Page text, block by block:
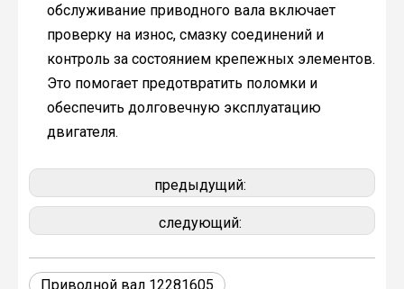
обслуживание приводного вала включает
проверку на износ, смазку соединений и
контроль за состоянием крепежных элементов.
Это помогает предотвратить поломки и
обеспечить долговечную эксплуатацию
двигателя.
предыдущий:
следующий:
Приводной вал 12281605